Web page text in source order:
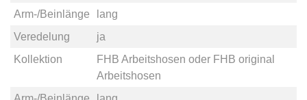
Arm-/Beinlänge
lang
Veredelung
ja
Kollektion
FHB Arbeitshosen oder FHB original
Arbeitshosen